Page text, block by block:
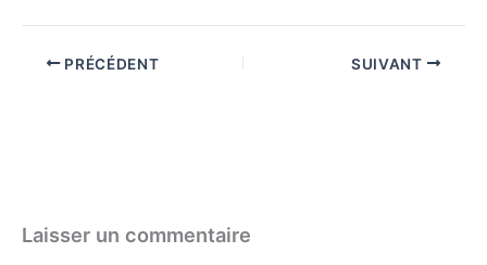
PRÉCÉDENT SUIVANT
Laisser un commentaire